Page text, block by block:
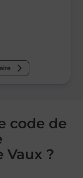
code de
Vaux ?